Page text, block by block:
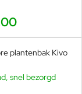
snel bezorgd